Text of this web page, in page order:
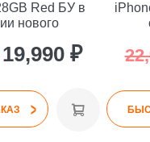
Red БУ в
нового
Первоначальная
составляла
19,990 ₽
19,990
>